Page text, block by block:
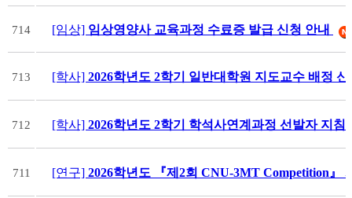
714 [임상] 임상영양사 교육과정 수료증 발급 신청 안내
713 [학사] 2026학년도 2학기 일반대학원 지도교수 배정
712 [학사] 2026학년도 2학기 학석사연계과정 선발자 지침
711 [연구] 2026학년도 『제2회 CNU-3MT Competition』